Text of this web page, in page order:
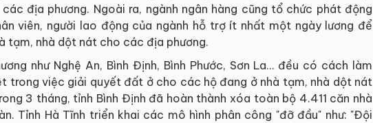
địa phương. Ngoài ra, ngành ngân hàng cũng tổ chức phát động
viên, người lao động của ngành hỗ trợ ít nhất một ngày lương để
tạm, nhà dột nát cho các địa phương.
như Nghệ An, Bình Định, Bình Phước, Sơn La… đều có cách làm
trong việc giải quyết đất ở cho các hộ đang ở nhà tạm, nhà dột nát
3 tháng, tỉnh Bình Định đã hoàn thành xóa toàn bộ 4.411 căn nhà
Tỉnh Hà Tĩnh triển khai các mô hình phân công "đỡ đầu" như: "Đội